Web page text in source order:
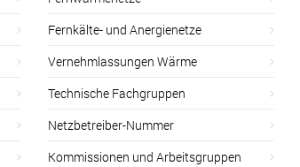
Fernkälte- und Anergienetze
Vernehmlassungen Wärme
Technische Fachgruppen
Netzbetreiber-Nummer
Kommissionen und Arbeitsgruppen